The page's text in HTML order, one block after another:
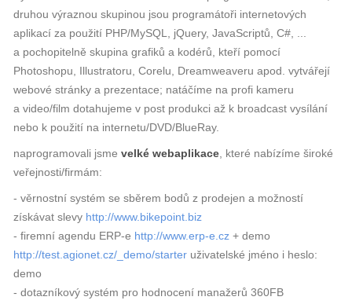
druhou výraznou skupinou jsou programátoři internetových
aplikací za použití PHP/MySQL, jQuery, JavaScriptů, C#, ...
a pochopitelně skupina grafiků a kodérů, kteří pomocí
Photoshopu, Illustratoru, Corelu, Dreamweaveru apod. vytvářejí
webové stránky a prezentace; natáčíme na profi kameru
a video/film dotahujeme v post produkci až k broadcast vysílání
nebo k použití na internetu/DVD/BlueRay.
naprogramovali jsme velké webaplikace , které nabízíme široké
veřejnosti/firmám:
- věrnostní systém se sběrem bodů z prodejen a možností
získávat slevy http://www.bikepoint.biz
- firemní agendu ERP-e http://www.erp-e.cz + demo
http://test.agionet.cz/_demo/starter uživatelské jméno i heslo:
demo
- dotazníkový systém pro hodnocení manažerů 360FB